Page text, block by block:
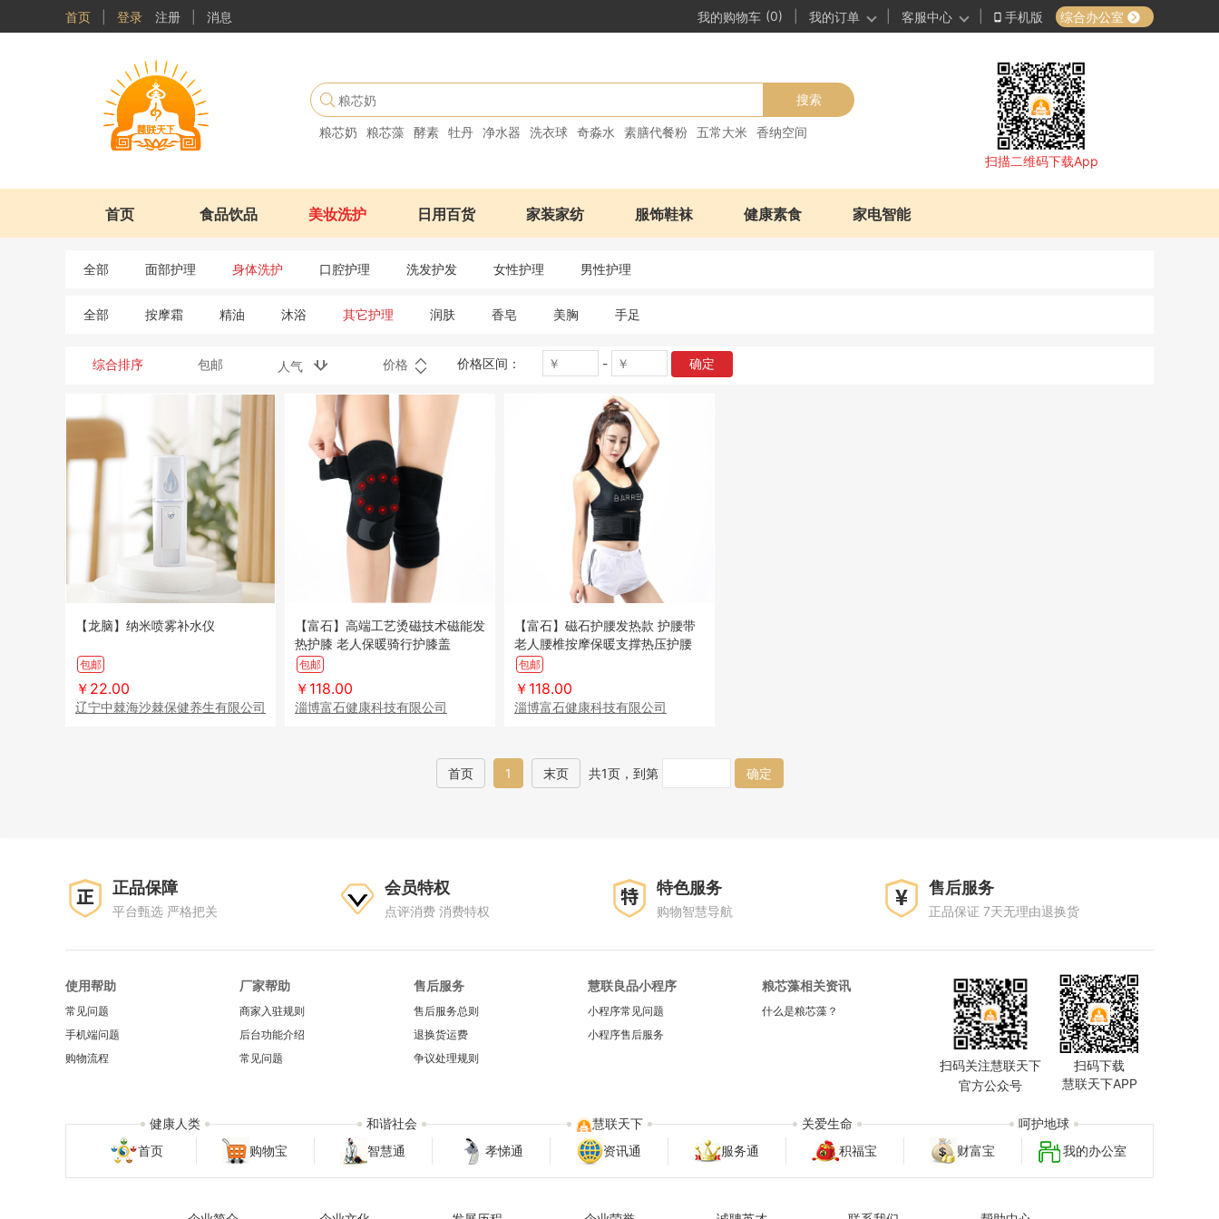
首页 登录 注册 消息 我的购物车 (0) 我的订单 客服中心 手机版 综合办公室
搜索
粮芯奶 粮芯藻 酵素 牡丹 净水器 洗衣球 奇淼水 素膳代餐粉 五常大米
香纳空间
扫描二维码下载App
首页 食品饮品 美妆洗护 日用百货 家装家纺 服饰鞋袜 健康素食 家电智能
全部 面部护理 身体洗护 口腔护理 洗发护发 女性护理 男性护理
全部 按摩霜 精油 沐浴 其它护理 润肤 香皂 美胸 手足
综合排序 包邮 人气 价格 价格区间： - 确定
【龙脑】纳米喷雾补水仪
包邮
￥22.00
辽宁中棘海沙棘保健养生有限公司
【富石】高端工艺烫磁技术磁能发
热护膝 老人保暖骑行护膝盖
包邮
￥118.00
淄博富石健康科技有限公司
【富石】磁石护腰发热款 护腰带
老人腰椎按摩保暖支撑热压护腰
包邮
￥118.00
淄博富石健康科技有限公司
首页 1 末页 共1页，到第 确定
正品保障
平台甄选 严格把关
会员特权
点评消费 消费特权
特色服务
购物智慧导航
售后服务
正品保证 7天无理由退换货
使用帮助
常见问题
手机端问题
购物流程
厂家帮助
商家入驻规则
后台功能介绍
常见问题
售后服务
售后服务总则
退换货运费
争议处理规则
慧联良品小程序
小程序常见问题
小程序售后服务
粮芯藻相关资讯
什么是粮芯藻？
扫码关注慧联天下
官方公众号
扫码下载
慧联天下APP
首页 购物宝 智慧通 孝悌通 资讯通 服务通 积福宝 财富宝 我的办公室
健康人类 和谐社会 慧联天下 关爱生命 呵护地球